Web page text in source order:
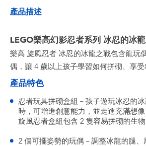
產品描述
LEGO樂高幻影忍者系列 冰忍的冰
樂高 旋風忍者 冰忍的冰龍之戰包含龍玩
偶，讓 4 歲以上孩子學習如何拼砌、享受
產品特色
忍者玩具拼砌盒組－孩子遊玩冰忍的冰
時，可增進創意能力，並走進充滿想
旋風忍者盒組包含 2 隻容易拼砌的生物
2 個可擺姿勢的玩偶－調整冰龍的腿